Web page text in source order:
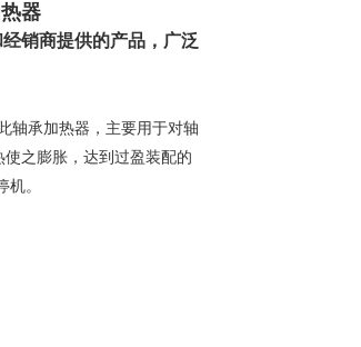
器
销商提供的产品，广泛
轴承加热器，主要用于对轴
之膨胀，达到过盈装配的
。